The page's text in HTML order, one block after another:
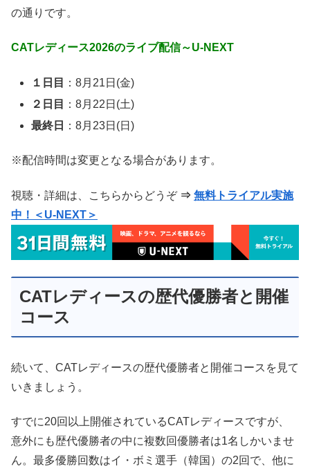
の通りです。
CATレディース2026のライブ配信～U-NEXT
１日目
：8月21日(金)
２日目
：8月22日(土)
最終日
：8月23日(日)
※配信時間は変更となる場合があります。
視聴・詳細は、こちらからどうぞ ⇒ 無料トライアル実施
中！＜U-NEXT＞
CATレディースの歴代優勝者と開催
コース
続いて、CATレディースの歴代優勝者と開催コースを見て
いきましょう。
すでに20回以上開催されているCATレディースですが、
意外にも歴代優勝者の中に複数回優勝者は1名しかいませ
ん。最多優勝回数はイ・ボミ選手（韓国）の2回で、他に